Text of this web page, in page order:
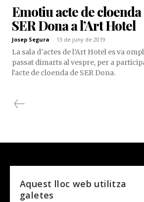
Emotiu acte de cloenda
SER Dona a l’Art Hotel
Josep Segura - 13 de juny de 2019
La sala d’actes de l’Art Hotel es va
passat dimarts al vespre, per a
l'acte de cloenda de SER Dona.
Aquest lloc web utilitza
galetes